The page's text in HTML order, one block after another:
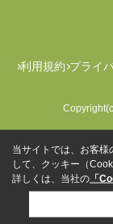
利用規約 プライ
当サイトでは、お客様
して、クッキー（
詳しくは、当社の 「